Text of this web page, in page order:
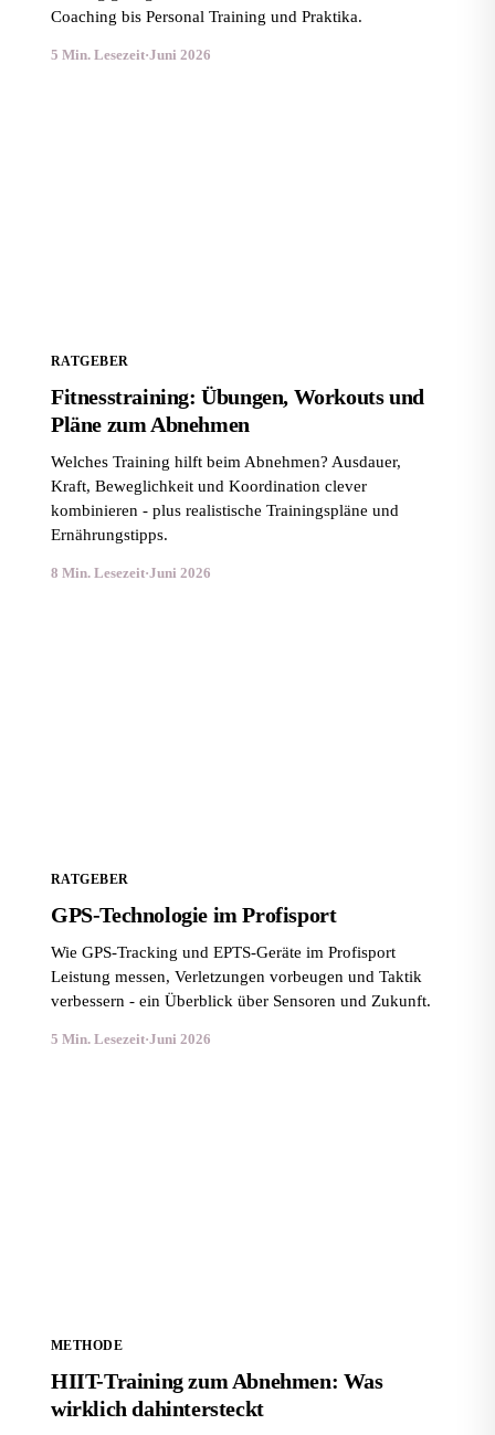
Coaching bis Personal Training und Praktika.
5 Min. Lesezeit·Juni 2026
RATGEBER
Fitnesstraining: Übungen, Workouts und
Pläne zum Abnehmen
Welches Training hilft beim Abnehmen? Ausdauer,
Kraft, Beweglichkeit und Koordination clever
kombinieren - plus realistische Trainingspläne und
Ernährungstipps.
8 Min. Lesezeit·Juni 2026
RATGEBER
GPS-Technologie im Profisport
Wie GPS-Tracking und EPTS-Geräte im Profisport
Leistung messen, Verletzungen vorbeugen und Taktik
verbessern - ein Überblick über Sensoren und Zukunft.
5 Min. Lesezeit·Juni 2026
METHODE
HIIT-Training zum Abnehmen: Was
wirklich dahintersteckt